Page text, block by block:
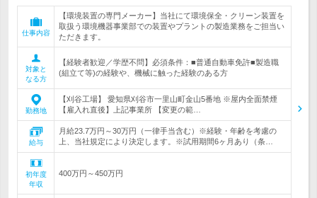
仕事内容
【環境装置の専門メーカー】当社にて環境保全・クリーン装置を
取扱う環境機器事業部での装置やプラントの製造業務をご担当い
ただきます。
対象と
なる方
【経験者歓迎／学歴不問】必須条件：■普通自動車免許■製造職
(組立て等)の経験や、機械に触った経験のある方
勤務地
【刈谷工場】 愛知県刈谷市一里山町金山5番地 ※屋内全面禁煙
【雇入れ直後】上記事業所 【変更の範…
給与
月給23.7万円～30万円（一律手当含む）※経験・年齢を考慮の
上、当社規定により決定します。※試用期間6ヶ月あり（条…
初年度
年収
400万円～450万円